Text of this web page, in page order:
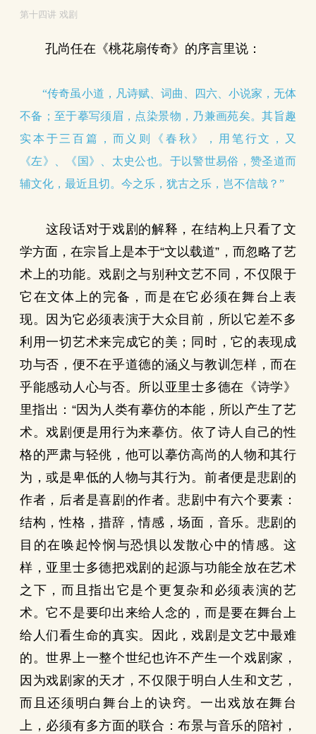
第十四讲 戏剧
孔尚任在《桃花扇传奇》的序言里说：
“传奇虽小道，凡诗赋、词曲、四六、小说家，无体
不备；至于摹写须眉，点染景物，乃兼画苑矣。其旨趣
实本于三百篇，而义则《春秋》，用笔行文，又
《左》、《国》、太史公也。于以警世易俗，赞圣道而
辅文化，最近且切。今之乐，犹古之乐，岂不信哉？”
这段话对于戏剧的解释，在结构上只看了文
学方面，在宗旨上是本于“文以载道”，而忽略了艺
术上的功能。戏剧之与别种文艺不同，不仅限于
它在文体上的完备，而是在它必须在舞台上表
现。因为它必须表演于大众目前，所以它差不多
利用一切艺术来完成它的美；同时，它的表现成
功与否，便不在乎道德的涵义与教训怎样，而在
乎能感动人心与否。所以亚里士多德在《诗学》
里指出：“因为人类有摹仿的本能，所以产生了艺
术。戏剧便是用行为来摹仿。依了诗人自己的性
格的严肃与轻佻，他可以摹仿高尚的人物和其行
为，或是卑低的人物与其行为。前者便是悲剧的
作者，后者是喜剧的作者。悲剧中有六个要素：
结构，性格，措辞，情感，场面，音乐。悲剧的
目的在唤起怜悯与恐惧以发散心中的情感。这
样，亚里士多德把戏剧的起源与功能全放在艺术
之下，而且指出它是个更复杂和必须表演的艺
术。它不是要印出来给人念的，而是要在舞台上
给人们看生命的真实。因此，戏剧是文艺中最难
的。世界上一整个世纪也许不产生一个戏剧家，
因为戏剧家的天才，不仅限于明白人生和文艺，
而且还须明白舞台上的诀窍。一出戏放在舞台
上，必须有多方面的联合：布景与音乐的陪衬，